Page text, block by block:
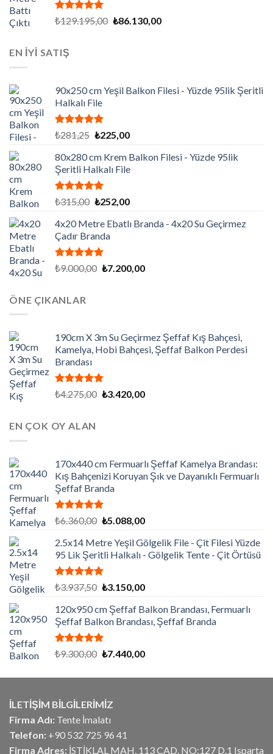
5 üzerinden
₺129.195,00 Orijinal
₺86.130,00Şu
EN İYİ SATIŞ
90x250 cm Yeşil Balkon Filesi - Yüzde 95lik Şeritli
Halkalı File
5 üzerinden
oy
aldı
₺281,25 Orijinal
₺281,25.
₺225,00Şu
fiyat:
₺225,00.
80x280 cm Krem Balkon Filesi - Yüzde 95lik
Şeritli Halkalı File
5 üzerinden
oy
aldı
₺315,00 Orijinal
₺315,00.
₺252,00Şu
fiyat:
4x20 Metre Ebatlı Branda - 4x20 Su Geçirmez
Çadır Branda
5 üzerinden
oy
₺9.000,00 Orijinal
₺7.200,00Şu
ÖNE ÇIKANLAR
190cm X 3m Su Geçirmez Şeffaf Kış Bahçesi,
Kamelya, Hobi Bahçesi, Şeffaf Balkon Perdesi
Brandası
5 üzerinden
oy
₺4.275,00 Orijinal
₺3.420,00Şu
EN ÇOK OY ALAN
170x440 cm Fermuarlı Şeffaf Kamelya Brandası:
Kış Bahçenizi Koruyan Şık ve Dayanıklı Fermuarlı
Şeffaf Branda
5 üzerinden
oy
aldı
₺6.360,00 Orijinal
₺6.360,00.
₺5.088,00Şu
fiyat:
₺5.088,00.
2.5x14 Metre Yeşil Gölgelik File - Çit Filesi Yüzde
95 Lik Şeritli Halkalı - Gölgelik Tente - Çit Örtüsü
5 üzerinden
oy
aldı
₺3.937,50 Orijinal
₺3.937,50.
₺3.150,00Şu
fiyat:
₺3.150,00.
120x950 cm Şeffaf Balkon Brandası, Fermuarlı
Şeffaf Balkon Brandası, Şeffaf Branda
5 üzerinden
oy
₺9.300,00 Orijinal
₺9.300,00.
₺7.440,00Şu
fiyat:
İLETİŞİM BİLGİLERİMİZ
Firma Adı: Tente İmalatı
Telefon: +90 532 725 96 41
Firma Adres: İSTİKLAL MAH. 113 CAD. NO:127 D.1 Isparta